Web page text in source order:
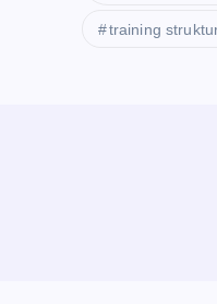
training